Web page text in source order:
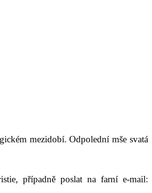
mezidobí. Odpolední mše svatá
případně poslat na farní e-mail: